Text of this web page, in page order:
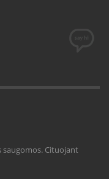
saugomos. Cituojant